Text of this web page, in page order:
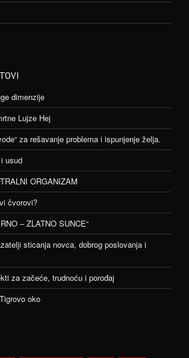
dimenzije
Lujze Hej
za rešavanje problema i ispunjenje želja.
usud
ORGANIZAM
čvorovi?
– ZLATNO SUNCE“
sticanja novca, dobrog poslovanja i
za začeće, trudnoću i porođaj
oko